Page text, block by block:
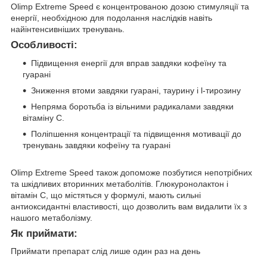
Olimp Extreme Speed є концентрованою дозою стимуляції та
енергії, необхідною для подолання наслідків навіть
найінтенсивніших тренувань.
Особливості:
Підвищення енергії для вправ завдяки кофеїну та
гуарані
Зниження втоми завдяки гуарані, таурину і l-тирозину
Непряма боротьба із вільними радикалами завдяки
вітаміну С.
Поліпшення концентрації та підвищення мотивації до
тренувань завдяки кофеїну та гуарані
Olimp Extreme Speed також допоможе позбутися непотрібних
та шкідливих вторинних метаболітів. Глюкуронолактон і
вітамін С, що містяться у формулі, мають сильні
антиоксидантні властивості, що дозволить вам видалити їх з
нашого метаболізму.
Як приймати:
Приймати препарат слід лише один раз на день